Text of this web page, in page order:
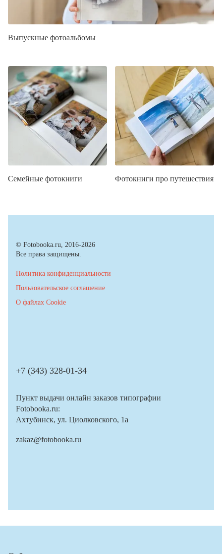
Выпускные фотоальбомы
Семейные фотокниги Фотокниги про путешествия
© Fotobooka.ru, 2016-2026
Все права защищены.
Политика конфиденциальности
Пользовательское соглашение
О файлах Cookie
+7 (343) 328-01-34
Пункт выдачи онлайн заказов типографии
Fotobooka.ru:
Ахтубинск, ул. Циолковского, 1а
zakaz@fotobooka.ru